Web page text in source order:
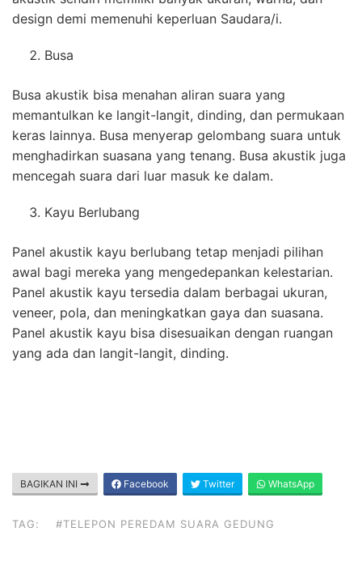
design demi memenuhi keperluan Saudara/i.
Busa
Busa akustik bisa menahan aliran suara yang
memantulkan ke langit-langit, dinding, dan permukaan
keras lainnya. Busa menyerap gelombang suara untuk
menghadirkan suasana yang tenang. Busa akustik juga
mencegah suara dari luar masuk ke dalam.
Kayu Berlubang
Panel akustik kayu berlubang tetap menjadi pilihan
awal bagi mereka yang mengedepankan kelestarian.
Panel akustik kayu tersedia dalam berbagai ukuran,
veneer, pola, dan meningkatkan gaya dan suasana.
Panel akustik kayu bisa disesuaikan dengan ruangan
yang ada dan langit-langit, dinding.
BAGIKAN INI Facebook Twitter WhatsApp
TAG: #TELEPON PEREDAM SUARA GEDUNG